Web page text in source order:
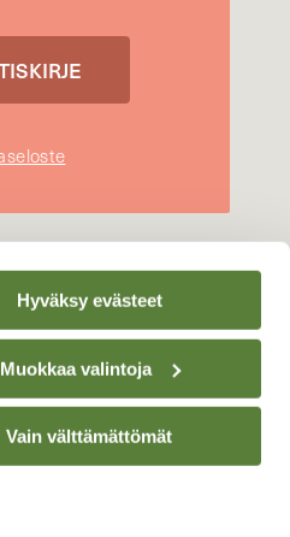
Hyväksy evästeet
Muokkaa valintoja
Vain välttämättömät